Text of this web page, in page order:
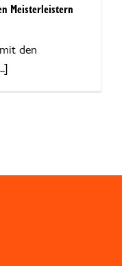
Meisterleistern
den